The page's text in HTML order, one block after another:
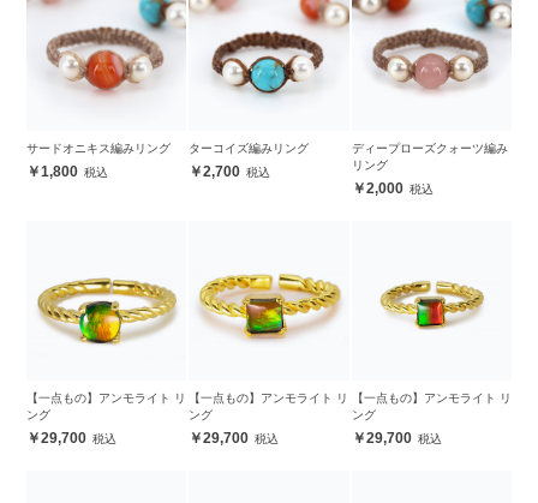
サードオニキス編みリング
1,800
ターコイズ編みリング
2,700
ディープローズクォーツ編み
リング
2,000
【一点もの】アンモライト リ
ング
29,700
【一点もの】アンモライト リ
ング
29,700
【一点もの】アンモライト リ
ング
29,700